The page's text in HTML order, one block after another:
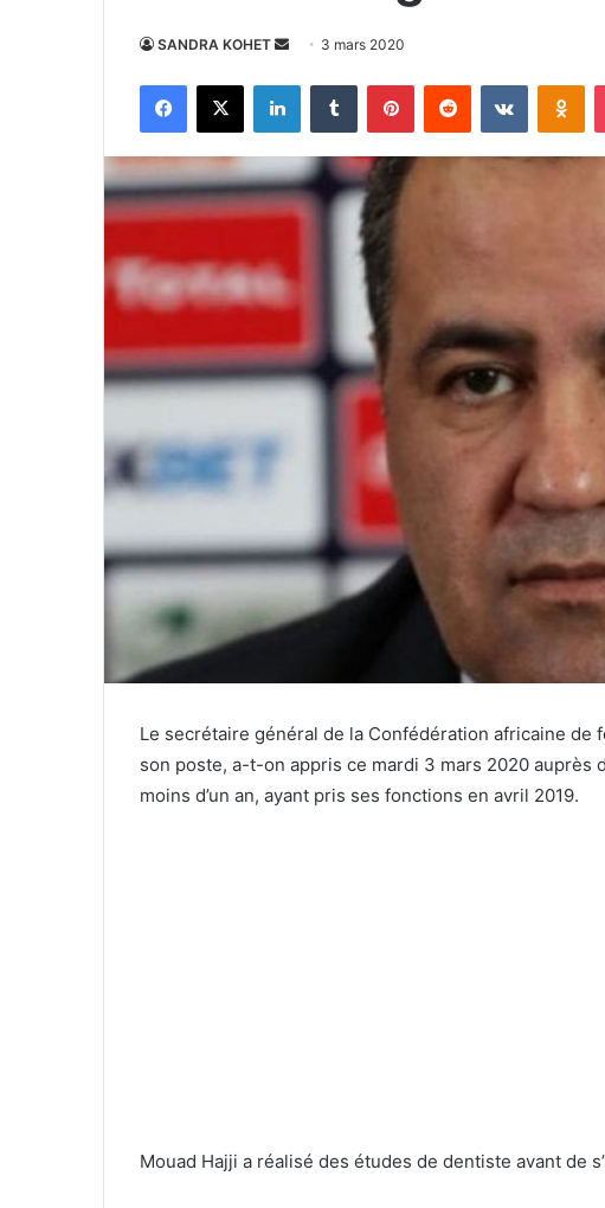
SANDRA KOHET
Envoyer
courriel
3 mars 2020
Facebook
X LinkedinTumblr PinterestReddit VKontakte
Le secrétaire général de la Confédération africaine de
son poste, a-t-on appris ce mardi 3 mars 2020 auprès
moins d’un an, ayant pris ses fonctions en avril 2019.
Mouad Hajji a réalisé des études de dentiste avant de